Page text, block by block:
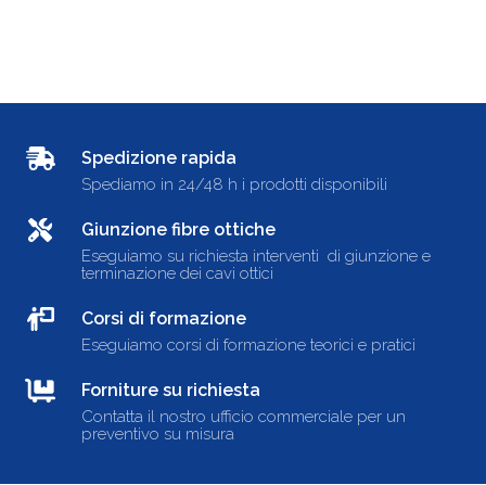
Spedizione rapida
Spediamo in 24/48 h i prodotti disponibili
Giunzione fibre ottiche
Eseguiamo su richiesta interventi di giunzione e
terminazione dei cavi ottici
Corsi di formazione
Eseguiamo corsi di formazione teorici e pratici
Forniture su richiesta
Contatta il nostro ufficio commerciale per un
preventivo su misura